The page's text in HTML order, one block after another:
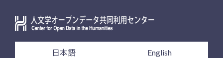
日本語 English